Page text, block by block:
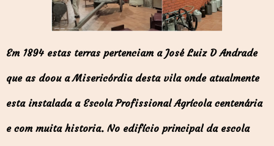
Em 1894 estas terras pertenciam a José Luiz D Andrade
que as doou a Misericórdia desta vila onde atualmente
esta instalada a Escola Profissional Agrícola centenária
e com muita historia. No edifício principal da escola